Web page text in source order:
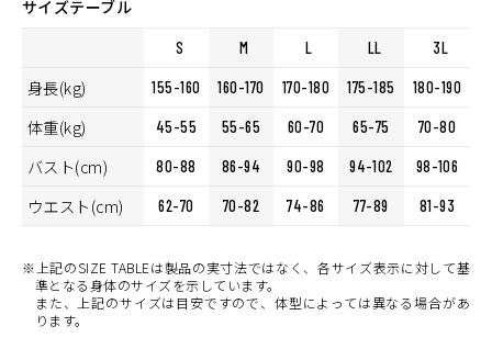
サイズテーブル
S M L LL 3L
身長(kg) 155-160 160-170 170-180 175-185 180-190
体重(kg) 45-55 55-65 60-70 65-75 70-80
バスト(cm) 80-88 86-94 90-98 94-102 98-106
ウエスト(cm) 62-70 70-82 74-86 77-89 81-93
※上記のSIZE TABLEは製品の実寸法ではなく、各サイズ表示に対して基
準となる身体のサイズを示しています。
また、上記のサイズは目安ですので、体型によっては異なる場合があ
ります。